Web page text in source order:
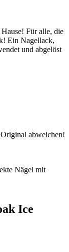
Für alle, die
Ein Nagellack,
und abgelöst
abweichen!
Nägel mit
Ice